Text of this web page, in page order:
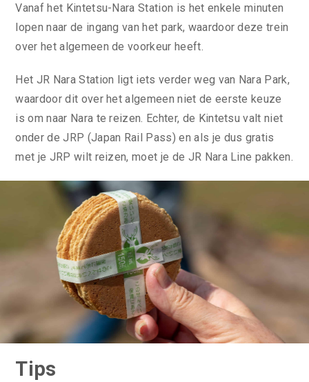
Vanaf het Kintetsu-Nara Station is het enkele minuten
lopen naar de ingang van het park, waardoor deze trein
over het algemeen de voorkeur heeft.
Het JR Nara Station ligt iets verder weg van Nara Park,
waardoor dit over het algemeen niet de eerste keuze
is om naar Nara te reizen. Echter, de Kintetsu valt niet
onder de JRP (Japan Rail Pass) en als je dus gratis
met je JRP wilt reizen, moet je de JR Nara Line pakken.
Tips